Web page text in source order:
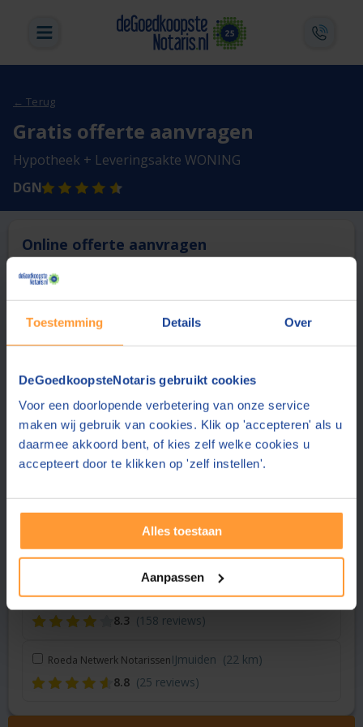
Toestemming Details Over
DeGoedkoopsteNotaris gebruikt cookies
Voor een doorlopende verbetering van onze service
maken wij gebruik van cookies. Klik op 'accepteren' als u
daarmee akkoord bent, of kies zelf welke cookies u
accepteert door te klikken op 'zelf instellen'.
Alles toestaan
Aanpassen
← Terug
Gratis offerte aanvragen
Hypotheek + Leveringsakte WONING
DGN
Online offerte aanvragen
Deze notaris biedt momenteel niet de mogelijkheid online
1 Vergelijk en bespaar
Vraag een offerte aan bij een andere notaris in de buurt
Dudok van Heel NotariaatAmsterdam (3 km)
8.9
(28 reviews)
Notariskantoor Van Ligten Amsterdam
8.0 (401 reviews)
De Boer Advies & NotariaatHoofddorp
8.5 (159 reviews)
Gopisingh Van Os NotarissenHoofddorp (15 km)
8.3 (158 reviews)
Roeda Netwerk NotarissenIJmuiden (22 km)
8.8 (25 reviews)